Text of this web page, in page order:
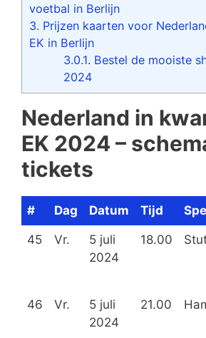
voetbal in Berlijn
3. Prijzen kaarten voor
EK in Berlijn
3.0.1. Bestel de mooiste
2024
Nederland in
EK 2024 –
tickets
# Dag Datum Tijd
45 Vr.
5 juli
2024
18.00
46 Vr.
5 juli
2024
21.00